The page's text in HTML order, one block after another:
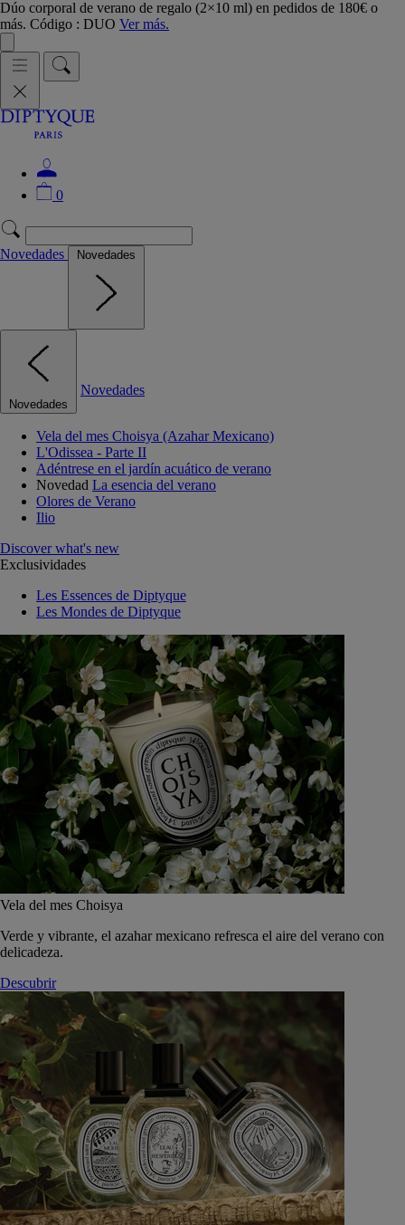
Dúo corporal de verano de regalo (2×10 ml) en pedidos de 180€ o
más. Código : DUO Ver más.
0
Novedades Novedades
Novedades
Novedades
Vela del mes Choisya (Azahar Mexicano)
L'Odissea - Parte II
Adéntrese en el jardín acuático de verano
Novedad La esencia del verano
Olores de Verano
Ilio
Discover what's new
Exclusividades
Les Essences de Diptyque
Les Mondes de Diptyque
Vela del mes Choisya
Verde y vibrante, el azahar mexicano refresca el aire del verano con
delicadeza.
Descubrir